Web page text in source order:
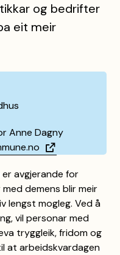
og bedrifter
eit meir
Anne Dagny
er avgjerande for
demens blir meir
lengst mogleg. Ved å
vil personar med
tryggleik, fridom og
at arbeidskvardagen